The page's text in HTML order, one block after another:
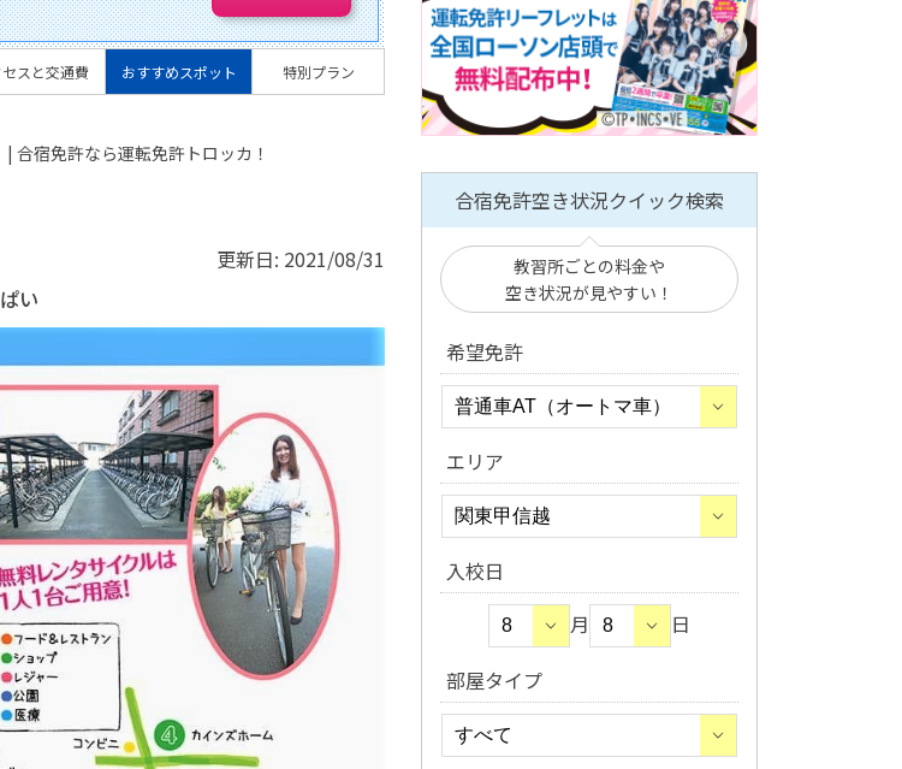
セスと交通費 おすすめスポット 特別プラン
| 合宿免許なら運転免許トロッカ！
更新日: 2021/08/31
い
合宿免許空き状況クイック検索
教習所ごとの料金や
空き状況が見やすい！
希望免許
エリア
入校日
月
日
部屋タイプ